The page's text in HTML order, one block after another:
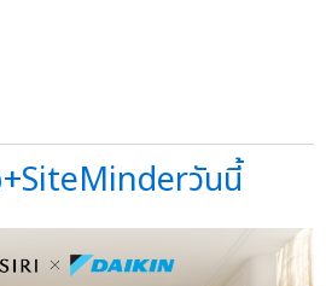
+SiteMinderวันนี้